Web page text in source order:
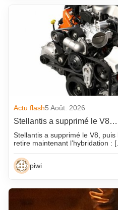
Actu flash5 Août. 2026
Stellantis a supprimé le V8…
Stellantis a supprimé le V8, puis
retire maintenant l’hybridation :
piwi